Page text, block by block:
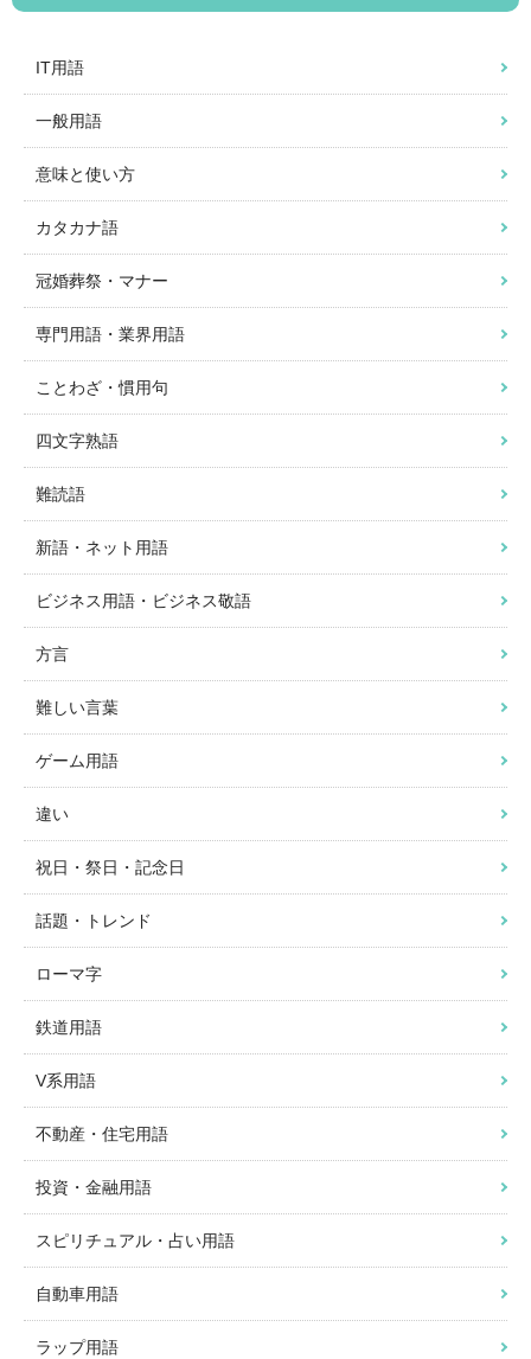
IT用語
一般用語
意味と使い方
カタカナ語
冠婚葬祭・マナー
専門用語・業界用語
ことわざ・慣用句
四文字熟語
難読語
新語・ネット用語
ビジネス用語・ビジネス敬語
方言
難しい言葉
ゲーム用語
違い
祝日・祭日・記念日
話題・トレンド
ローマ字
鉄道用語
V系用語
不動産・住宅用語
投資・金融用語
スピリチュアル・占い用語
自動車用語
ラップ用語